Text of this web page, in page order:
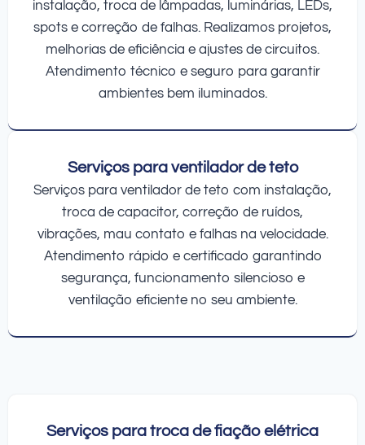
instalação, troca de lâmpadas, luminárias, LEDs,
spots e correção de falhas. Realizamos projetos,
melhorias de eficiência e ajustes de circuitos.
Atendimento técnico e seguro para garantir
ambientes bem iluminados.
Serviços para ventilador de teto
Serviços para ventilador de teto com instalação,
troca de capacitor, correção de ruídos,
vibrações, mau contato e falhas na velocidade.
Atendimento rápido e certificado garantindo
segurança, funcionamento silencioso e
ventilação eficiente no seu ambiente.
Serviços para troca de fiação elétrica